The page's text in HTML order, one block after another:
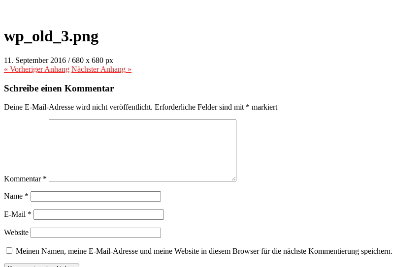
wp_old_3.png
11. September 2016 /680 x 680 px
« VorherigerAnhang NächsterAnhang »
Schreibe einen Kommentar
Deine E-Mail-Adresse wird nicht veröffentlicht. Erforderliche Felder sind mit * markiert
Kommentar *
Name *
E-Mail *
Website
Meinen Namen, meine E-Mail-Adresse und meine Website in diesem Browser für die nächste Kommentierung speichern.